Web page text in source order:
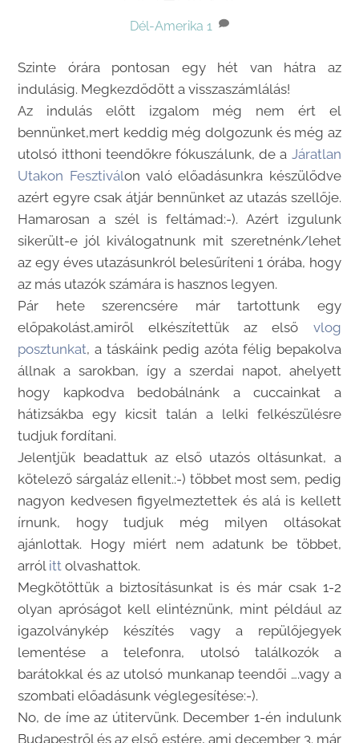
Dél-Amerika 1
Szinte órára pontosan egy hét van hátra az
indulásig. Megkezdődött a visszaszámlálás!
Az indulás előtt izgalom még nem ért el
bennünket,mert keddig még dolgozunk és még az
utolsó itthoni teendőkre fókuszálunk, de a Járatlan
Utakon Fesztiválon való előadásunkra készülődve
azért egyre csak átjár bennünket az utazás szellője.
Hamarosan a szél is feltámad:-). Azért izgulunk
sikerült-e jól kiválogatnunk mit szeretnénk/lehet
az egy éves utazásunkról belesűríteni 1 órába, hogy
az más utazók számára is hasznos legyen.
Pár hete szerencsére már tartottunk egy
előpakolást,amiről elkészítettük az első vlog
posztunkat, a táskáink pedig azóta félig bepakolva
állnak a sarokban, így a szerdai napot, ahelyett
hogy kapkodva bedobálnánk a cuccainkat a
hátizsákba egy kicsit talán a lelki felkészülésre
tudjuk fordítani.
Jelentjük beadattuk az első utazós oltásunkat, a
kötelező sárgaláz ellenit.:-) többet most sem, pedig
nagyon kedvesen figyelmeztettek és alá is kellett
írnunk, hogy tudjuk még milyen oltásokat
ajánlottak. Hogy miért nem adatunk be többet,
arról itt olvashattok.
Megkötöttük a biztosításunkat is és már csak 1-2
olyan apróságot kell elintéznünk, mint például az
igazolványkép készítés vagy a repülőjegyek
lementése a telefonra, utolsó találkozók a
barátokkal és az utolsó munkanap teendői ….vagy a
szombati előadásunk véglegesítése:-).
No, de íme az útitervünk. December 1-én indulunk
Budapestről és az első estére, ami december 3. már